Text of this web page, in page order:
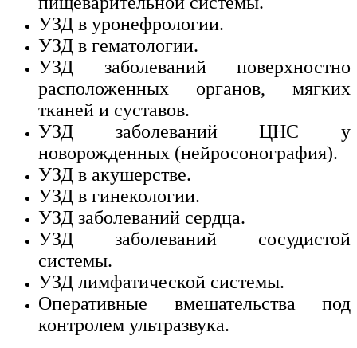
УЗД в уронефрологии.
УЗД в гематологии.
УЗД заболеваний поверхностно
расположенных органов, мягких
тканей и суставов.
УЗД заболеваний ЦНС у
новорожденных (нейросонография).
УЗД в акушерстве.
УЗД в гинекологии.
УЗД заболеваний сердца.
УЗД заболеваний сосудистой
системы.
УЗД лимфатической системы.
Оперативные вмешательства под
контролем ультразвука.